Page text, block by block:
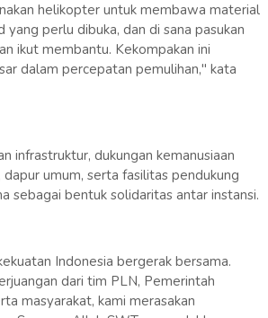
helikopter untuk membawa material
yang perlu dibuka, dan di sana pasukan
ikut membantu. Kekompakan ini
dalam percepatan pemulihan," kata
infrastruktur, dukungan kemanusiaan
umum, serta fasilitas pendukung
sebagai bentuk solidaritas antar instansi.
Indonesia bergerak bersama.
dari tim PLN, Pemerintah
masyarakat, kami merasakan